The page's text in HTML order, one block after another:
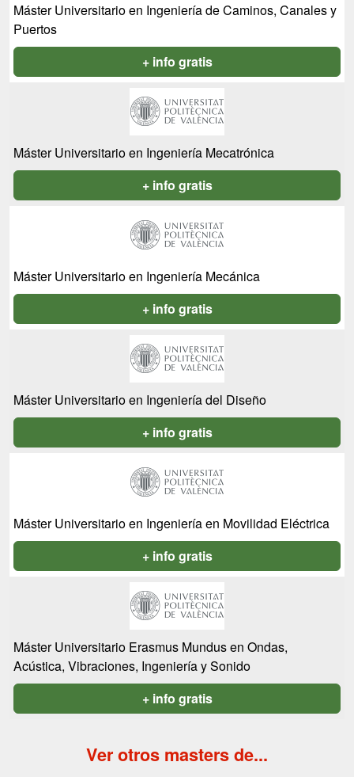
Máster Universitario en Ingeniería de Caminos, Canales y
Puertos
+ info gratis
Máster Universitario en Ingeniería Mecatrónica
+ info gratis
Máster Universitario en Ingeniería Mecánica
+ info gratis
Máster Universitario en Ingeniería del Diseño
+ info gratis
Máster Universitario en Ingeniería en Movilidad Eléctrica
+ info gratis
Máster Universitario Erasmus Mundus en Ondas,
Acústica, Vibraciones, Ingeniería y Sonido
+ info gratis
Ver otros masters de...